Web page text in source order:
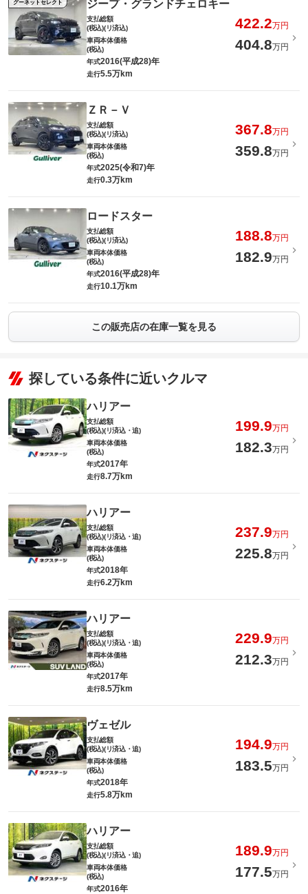
グーネットセレクト ジープ・グランドチェロキー
支払総額
(税込)(リ済込)
422.2万円
車両本体価格
(税込)
404.8万円
年式2016(平成28)年
走行5.5万km
ＺＲ－Ｖ
支払総額
(税込)(リ済込)
367.8万円
車両本体価格
(税込)
359.8万円
年式2025(令和7)年
走行0.3万km
ロードスター
支払総額
(税込)(リ済込)
188.8万円
車両本体価格
(税込)
182.9万円
年式2016(平成28)年
走行10.1万km
この販売店の在庫一覧を見る
探している条件に近いクルマ
ハリアー
支払総額
(税込)(リ済込・追)
199.9万円
車両本体価格
(税込)
182.3万円
年式2017年
走行8.7万km
ハリアー
支払総額
(税込)(リ済込・追)
237.9万円
車両本体価格
(税込)
225.8万円
年式2018年
走行6.2万km
ハリアー
支払総額
(税込)(リ済込・追)
229.9万円
車両本体価格
(税込)
212.3万円
年式2017年
走行8.5万km
ヴェゼル
支払総額
(税込)(リ済込・追)
194.9万円
車両本体価格
(税込)
183.5万円
年式2018年
走行5.8万km
ハリアー
支払総額
(税込)(リ済込・追)
189.9万円
車両本体価格
(税込)
177.5万円
年式2016年